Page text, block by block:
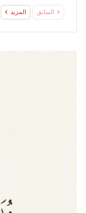
السابق المزيد